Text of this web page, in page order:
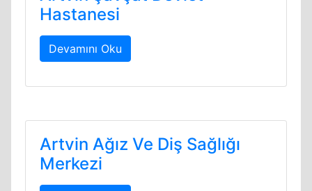
Hastanesi
Devamını Oku
Artvin Ağız Ve Diş Sağlığı
Merkezi